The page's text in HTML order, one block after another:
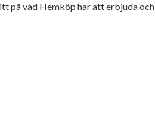
på vad Hemköp har att erbjuda